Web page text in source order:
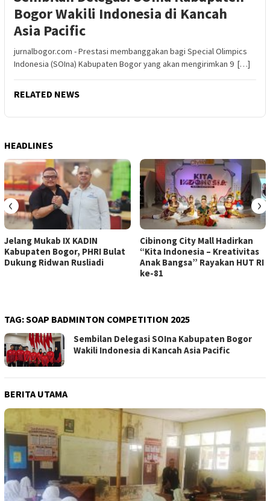
Bogor Wakili Indonesia di Kancah
Asia Pacific
jurnalbogor.com - Prestasi membanggakan bagi Special Olimpics
Indonesia (SOIna) Kabupaten Bogor yang akan mengirimkan 9 […]
RELATED NEWS
HEADLINES
Jelang Mukab IX KADIN
Kabupaten Bogor, PHRI Bulat
Dukung Ridwan Rusliadi
Cibinong City Mall Hadirkan
“Kita Indonesia – Kreativitas
Anak Bangsa” Rayakan HUT RI
ke-81
‹ ›
TAG:SOAP BADMINTON COMPETITION 2025
Sembilan Delegasi SOIna Kabupaten Bogor
Wakili Indonesia di Kancah Asia Pacific
BERITA UTAMA